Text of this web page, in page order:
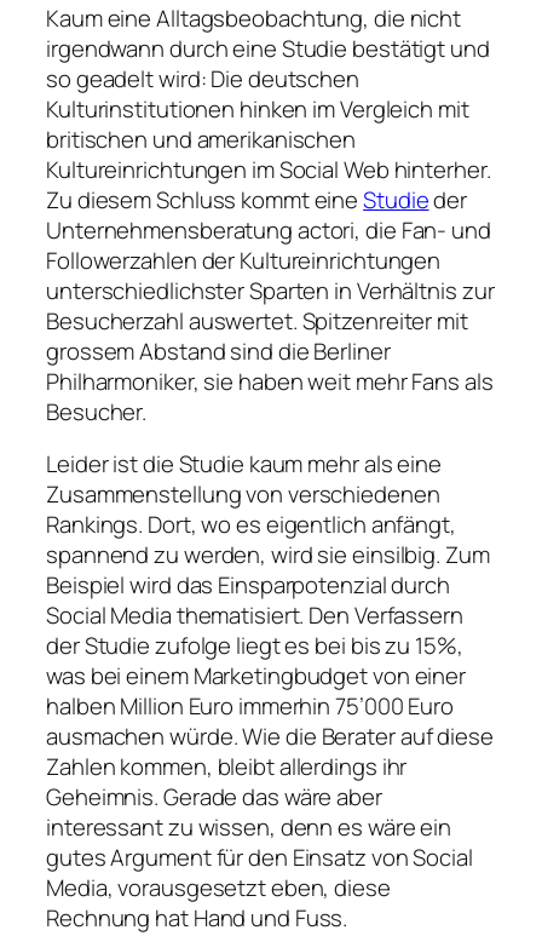
Kaum eine Alltagsbeobachtung, die nicht
irgendwann durch eine Studie bestätigt und
so geadelt wird: Die deutschen
Kulturinstitutionen hinken im Vergleich mit
britischen und amerikanischen
Kultureinrichtungen im Social Web hinterher.
Zu diesem Schluss kommt eineStudieder
Unternehmensberatung actori, die Fan- und
Followerzahlen der Kultureinrichtungen
unterschiedlichster Sparten in Verhältnis zur
Besucherzahl auswertet. Spitzenreiter mit
grossem Abstand sind die Berliner
Philharmoniker, sie haben weit mehr Fans als
Besucher.
Leider ist die Studie kaum mehr als eine
Zusammenstellung von verschiedenen
Rankings. Dort, wo es eigentlich anfängt,
spannend zu werden, wird sie einsilbig. Zum
Beispiel wird das Einsparpotenzial durch
Social Media thematisiert. Den Verfassern
der Studie zufolge liegt es bei bis zu 15%,
was bei einem Marketingbudget von einer
halben Million Euro immerhin 75’000 Euro
ausmachen würde.Wie die Berater auf diese
Zahlen kommen, bleibt allerdings ihr
Geheimnis. Gerade das wäre aber
interessant zu wissen, denn es wäre ein
gutes Argument für den Einsatz von Social
Media, vorausgesetzt eben, diese
Rechnung hat Hand und Fuss.